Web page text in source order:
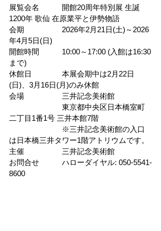
展覧会名　　　開館20周年特別展 生誕
1200年 歌仙 在原業平と伊勢物語
会期　　　　　2026年2月21日(土)～2026
年4月5日(日)
開館時間　　　10:00～17:00 (入館は16:30
まで)
休館日　　　　本展会期中は2月22日
(日)、3月16日(月)のみ休館
会場　　　　　三井記念美術館
東京都中央区日本橋室町
二丁目1番1号 三井本館7階
※三井記念美術館の入口
は日本橋三井タワー1階アトリウムです。
主催　　　　　三井記念美術館
お問合せ　　　ハローダイヤル: 050-5541-
8600